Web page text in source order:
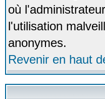
où
l'utilisation
anonymes.
Revenir en haut